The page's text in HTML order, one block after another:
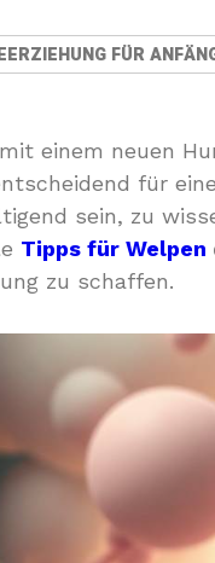
FÜR
einem neuen
für
sein, zu
Tipps für Welpen
zu schaffen.